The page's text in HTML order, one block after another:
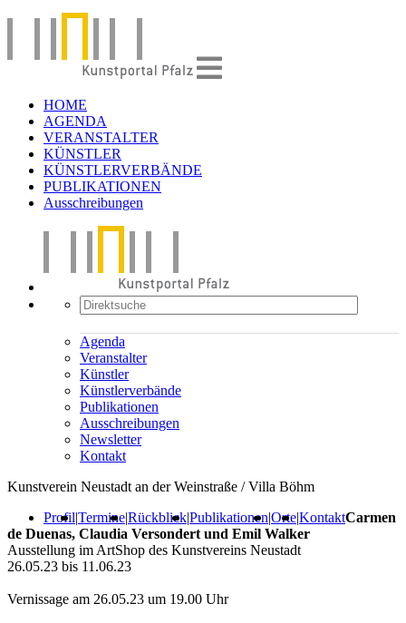
HOME
AGENDA
VERANSTALTER
KÜNSTLER
KÜNSTLERVERBÄNDE
PUBLIKATIONEN
Ausschreibungen
Agenda
Veranstalter
Künstler
Künstlerverbände
Publikationen
Ausschreibungen
Newsletter
Kontakt
Kunstverein Neustadt an der Weinstraße / Villa Böhm
Profil|Termine|Rückblick|Publikationen|Orte|KontaktCarmen
de Duenas, Claudia Versondert und Emil Walker
Ausstellung im ArtShop des Kunstvereins Neustadt
26.05.23 bis 11.06.23
Vernissage am 26.05.23 um 19.00 Uhr